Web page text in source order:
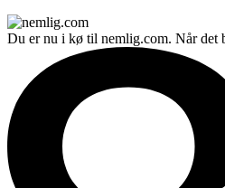
Du er nu i kø til nemlig.com. Når det